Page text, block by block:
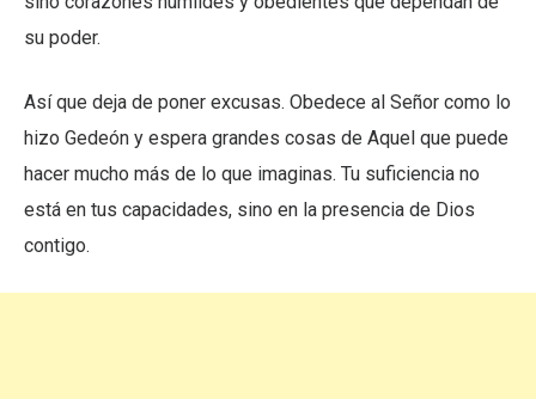
su poder.
Así que deja de poner excusas. Obedece al Señor como lo
hizo Gedeón y espera grandes cosas de Aquel que puede
hacer mucho más de lo que imaginas. Tu suficiencia no
está en tus capacidades, sino en la presencia de Dios
contigo.